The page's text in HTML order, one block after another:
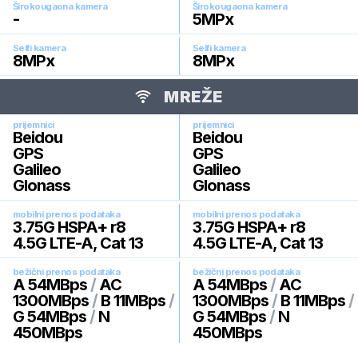
Širokougaona kamera
-
Širokougaona kamera
5MPx
Selfi kamera
8MPx
Selfi kamera
8MPx
MREŽE
prijemnici
Beidou
GPS
Galileo
Glonass
prijemnici
Beidou
GPS
Galileo
Glonass
mobilni prenos podataka
3.75G HSPA+ r8
4.5G LTE-A, Cat 13
mobilni prenos podataka
3.75G HSPA+ r8
4.5G LTE-A, Cat 13
bežični prenos podataka
A 54MBps / AC
1300MBps / B 11MBps /
G 54MBps / N
450MBps
bežični prenos podataka
A 54MBps / AC
1300MBps / B 11MBps /
G 54MBps / N
450MBps